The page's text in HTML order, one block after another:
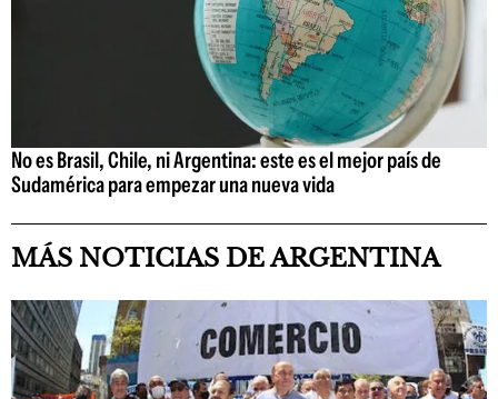
No es Brasil, Chile, ni Argentina: este es el mejor país de
Sudamérica para empezar una nueva vida
MÁS NOTICIAS DE ARGENTINA